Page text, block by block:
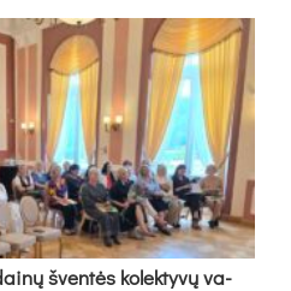
šven­tės ko­lek­ty­vų va­